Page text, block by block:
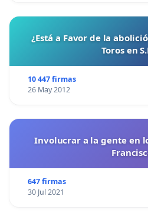
¿Está a Favor de la
Toros en
10 447 firmas
26 May 2012
Involucrar a la gente en
647 firmas
30 Jul 2021